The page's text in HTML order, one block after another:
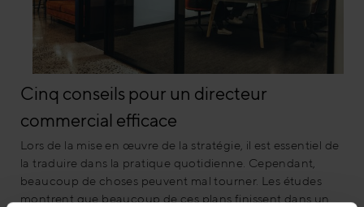
Cinq conseils pour un directeur
commercial efficace
Lors de la mise en œuvre de la stratégie, il est essentiel de
la traduire dans la pratique quotidienne. Cependant,
beaucoup de choses peuvent mal tourner. Les études
montrent que beaucoup de ces plans finissent dans un